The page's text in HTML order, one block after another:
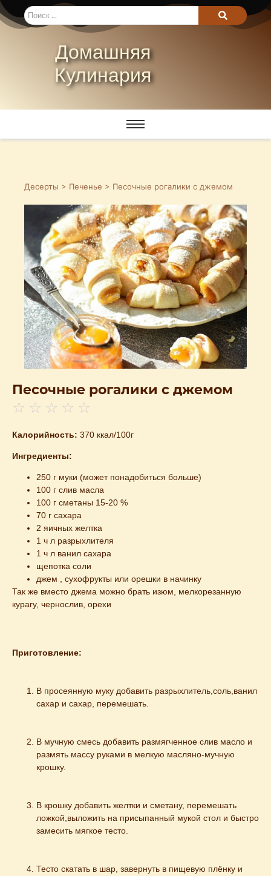
Домашняя
Кулинария
Десерты > Печенье > Песочные рогалики с джемом
Песочные рогалики с джемом
☆ ☆ ☆ ☆ ☆
Калорийность: 370 ккал/100г
Ингредиенты:
250 г муки (может понадобиться больше)
100 г слив масла
100 г сметаны 15-20 %
70 г сахара
2 яичных желтка
1 ч л разрыхлителя
1 ч л ванил сахара
щепотка соли
джем , сухофрукты или орешки в начинку
Так же вместо джема можно брать изюм, мелкорезанную
курагу, чернослив, орехи
Приготовление:
В просеянную муку добавить разрыхлитель,соль,ванил
сахар и сахар, перемешать.
В мучную смесь добавить размягченное слив масло и
размять массу руками в мелкую масляно-мучную
крошку.
В крошку добавить желтки и сметану, перемешать
ложкой,выложить на присыпанный мукой стол и быстро
замесить мягкое тесто.
Тесто скатать в шар, завернуть в пищевую плёнку и